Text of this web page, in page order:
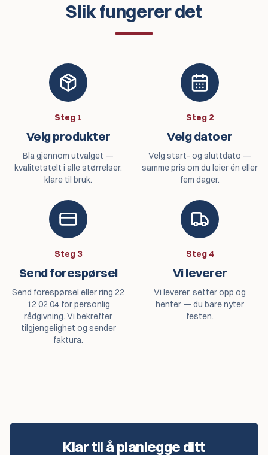
Slik fungerer det
Steg 1
Velg produkter
Bla gjennom utvalget —
kvalitetstelt i alle størrelser,
klare til bruk.
Steg 2
Velg datoer
Velg start- og sluttdato —
samme pris om du leier én eller
fem dager.
Steg 3
Send forespørsel
Send forespørsel eller ring 22
12 02 04 for personlig
rådgivning. Vi bekrefter
tilgjengelighet og sender
faktura.
Steg 4
Vi leverer
Vi leverer, setter opp og
henter — du bare nyter
festen.
Klar til å planlegge ditt